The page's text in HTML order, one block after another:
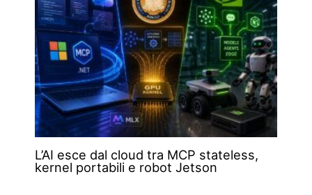
L’AI esce dal cloud tra MCP stateless,
kernel portabili e robot Jetson